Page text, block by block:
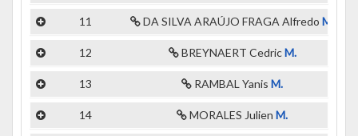
11 DA SILVA ARAÚJO FRAGA AlfredoM.
12 BREYNAERT CedricM.
13 RAMBAL YanisM.
14 MORALES JulienM.